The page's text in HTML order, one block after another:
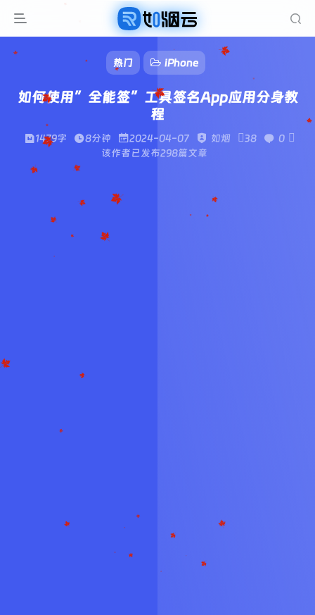
热门 iPhone
如何使用”全能签”工具签名App应用分身教
程
1479字 8分钟 2024-04-07 如烟 38
0
该作者已发布298篇文章